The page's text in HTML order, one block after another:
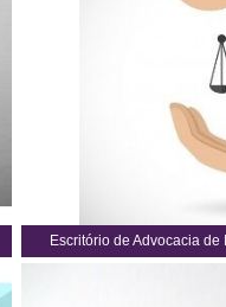
Escritório de Advocacia